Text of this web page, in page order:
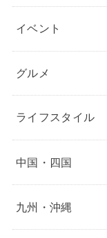
イベント
グルメ
ライフスタイル
中国・四国
九州・沖縄